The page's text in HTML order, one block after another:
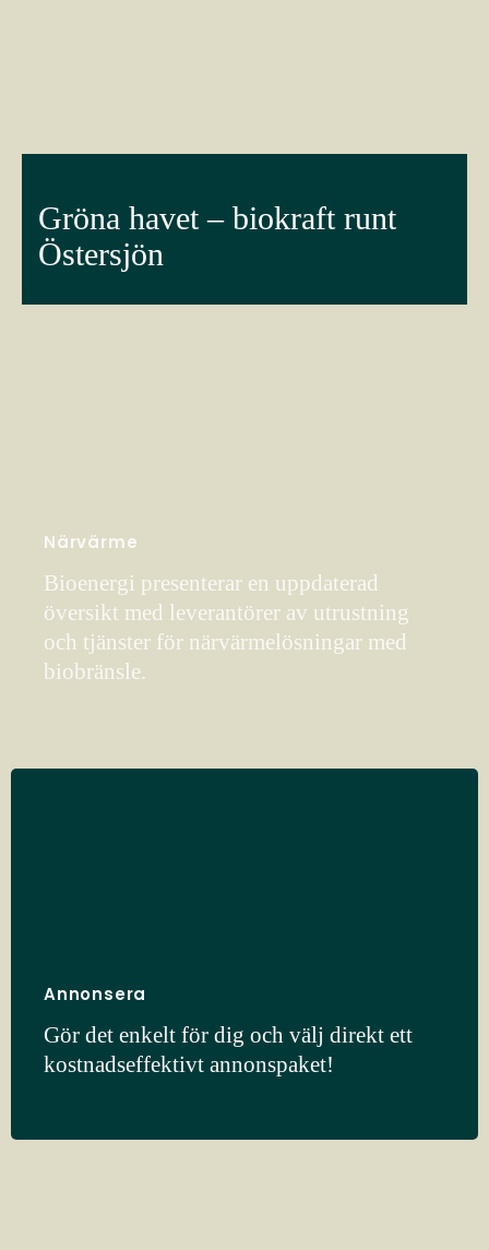
Gröna havet – biokraft runt
Östersjön
Närvärme
Bioenergi presenterar en uppdaterad
översikt med leverantörer av utrustning
och tjänster för närvärmelösningar med
biobränsle.
Annonsera
Gör det enkelt för dig och välj direkt ett
kostnadseffektivt annonspaket!